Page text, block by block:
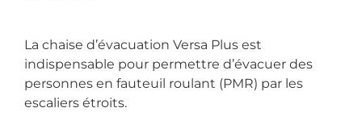
La chaise d’évacuation Versa Plus est
indispensable pour permettre d’évacuer des
personnes en fauteuil roulant (PMR) par les
escaliers étroits.